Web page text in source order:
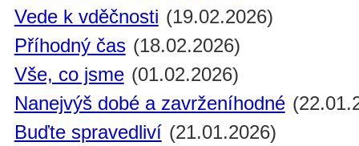
Vede k vděčnosti (19.02.2026)
Příhodný čas (18.02.2026)
Vše, co jsme (01.02.2026)
Nanejvýš dobé a zavrženíhodné
Buďte spravedliví (21.01.2026)